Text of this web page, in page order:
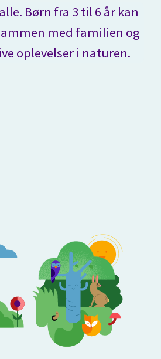
Børn fra 3 til 6 år kan
med familien og
oplevelser i naturen.